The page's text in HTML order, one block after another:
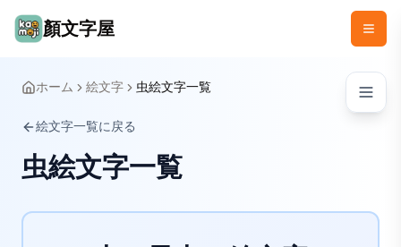
顏文字屋
ホーム 絵文字 虫絵文字一覧
絵文字一覧に戻る
虫絵文字一覧